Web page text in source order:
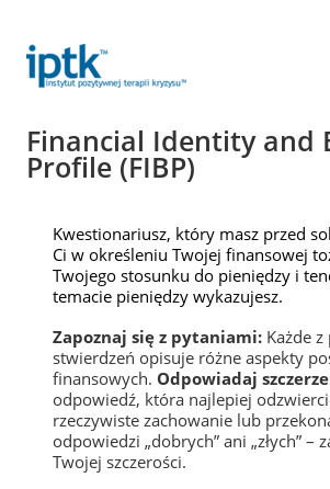
Financial Identity and
Profile (FIBP)
Kwestionariusz, który masz przed
Ci w określeniu Twojej finansowej
Twojego stosunku do pieniędzy i
temacie pieniędzy wykazujesz.
Zapoznaj się z pytaniami: Każde
stwierdzeń opisuje różne aspekty
finansowych. Odpowiadaj
odpowiedź, która najlepiej
rzeczywiste zachowanie lub
odpowiedzi „dobrych” ani „złych” –
Twojej szczerości.